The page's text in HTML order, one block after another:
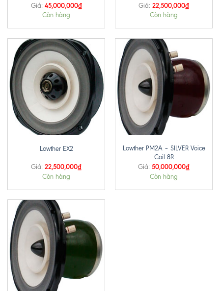
Giá: 45,000,000₫
Còn hàng
Giá: 22,500,000₫
Còn hàng
Lowther EX2
Giá: 22,500,000₫
Còn hàng
Lowther PM2A – SILVER Voice
Coil 8R
Giá: 50,000,000₫
Còn hàng